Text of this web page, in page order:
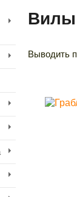
Вилы
Выводить